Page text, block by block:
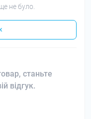
не було.
станьте
відгук.